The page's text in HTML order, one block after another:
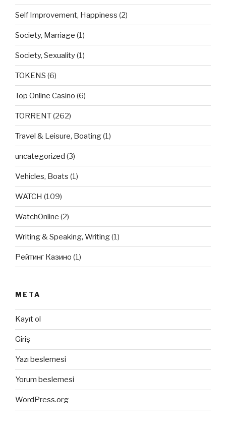
Self Improvement, Happiness (2)
Society, Marriage (1)
Society, Sexuality(1)
TOKENS (6)
Top Online Casino (6)
TORRENT(262)
Travel & Leisure, Boating(1)
uncategorized (3)
Vehicles, Boats (1)
WATCH (109)
WatchOnline (2)
Writing & Speaking, Writing(1)
Рейтинг Казино (1)
META
Kayıt ol
Giriş
Yazı beslemesi
Yorum beslemesi
WordPress.org